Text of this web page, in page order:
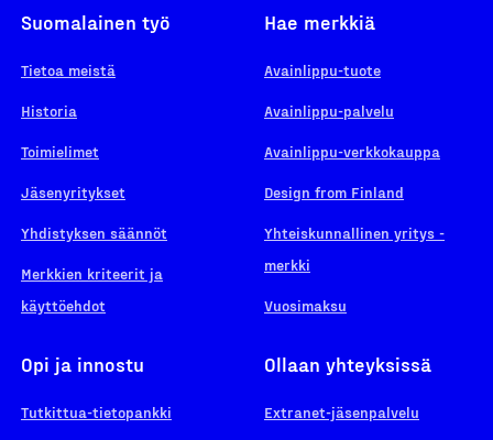
Suomalainen työ
Tietoa meistä
Historia
Toimielimet
Jäsenyritykset
Yhdistyksen säännöt
Merkkien kriteerit ja
käyttöehdot
Hae merkkiä
Avainlippu-tuote
Avainlippu-palvelu
Avainlippu-verkkokauppa
Design from Finland
Yhteiskunnallinen yritys -
merkki
Vuosimaksu
Opi ja innostu
Tutkittua-tietopankki
Ollaan yhteyksissä
Extranet-jäsenpalvelu